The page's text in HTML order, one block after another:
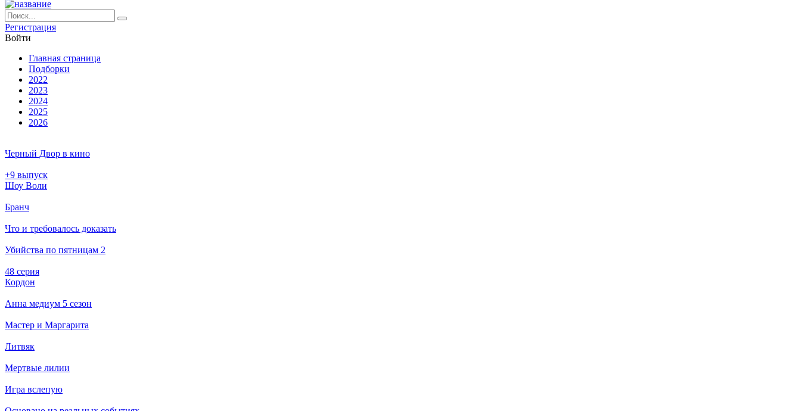
Ре­ги­ст­ра­ция
Вой­ти
Глав­ная стра­ни­ца
Подборки
2022
2023
2024
2025
2026
Черный Двор в кино
+9 выпуск
Шоу Воли
Бранч
Что и требовалось доказать
Убийства по пятницам 2
48 серия
Кордон
Анна медиум 5 сезон
Мастер и Маргарита
Литвяк
Мертвые лилии
Игра вслепую